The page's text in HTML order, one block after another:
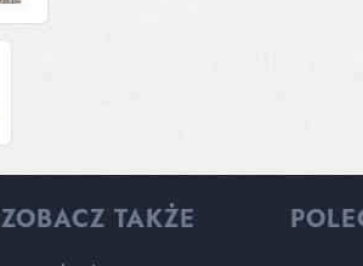
ZOBACZ TAKŻE